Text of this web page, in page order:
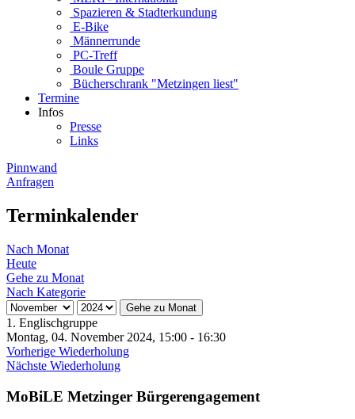
Spazieren & Stadterkundung
E-Bike
Männerrunde
PC-Treff
Boule Gruppe
Bücherschrank "Metzingen liest"
Termine
Infos
Presse
Links
Pinnwand
Anfragen
Terminkalender
Nach Monat
Heute
Gehe zu Monat
Nach Kategorie
Gehe zu Monat
1. Englischgruppe
Montag, 04. November 2024, 15:00 - 16:30
Vorherige Wiederholung
Nächste Wiederholung
MoBiLE Metzinger Bürgerengagement